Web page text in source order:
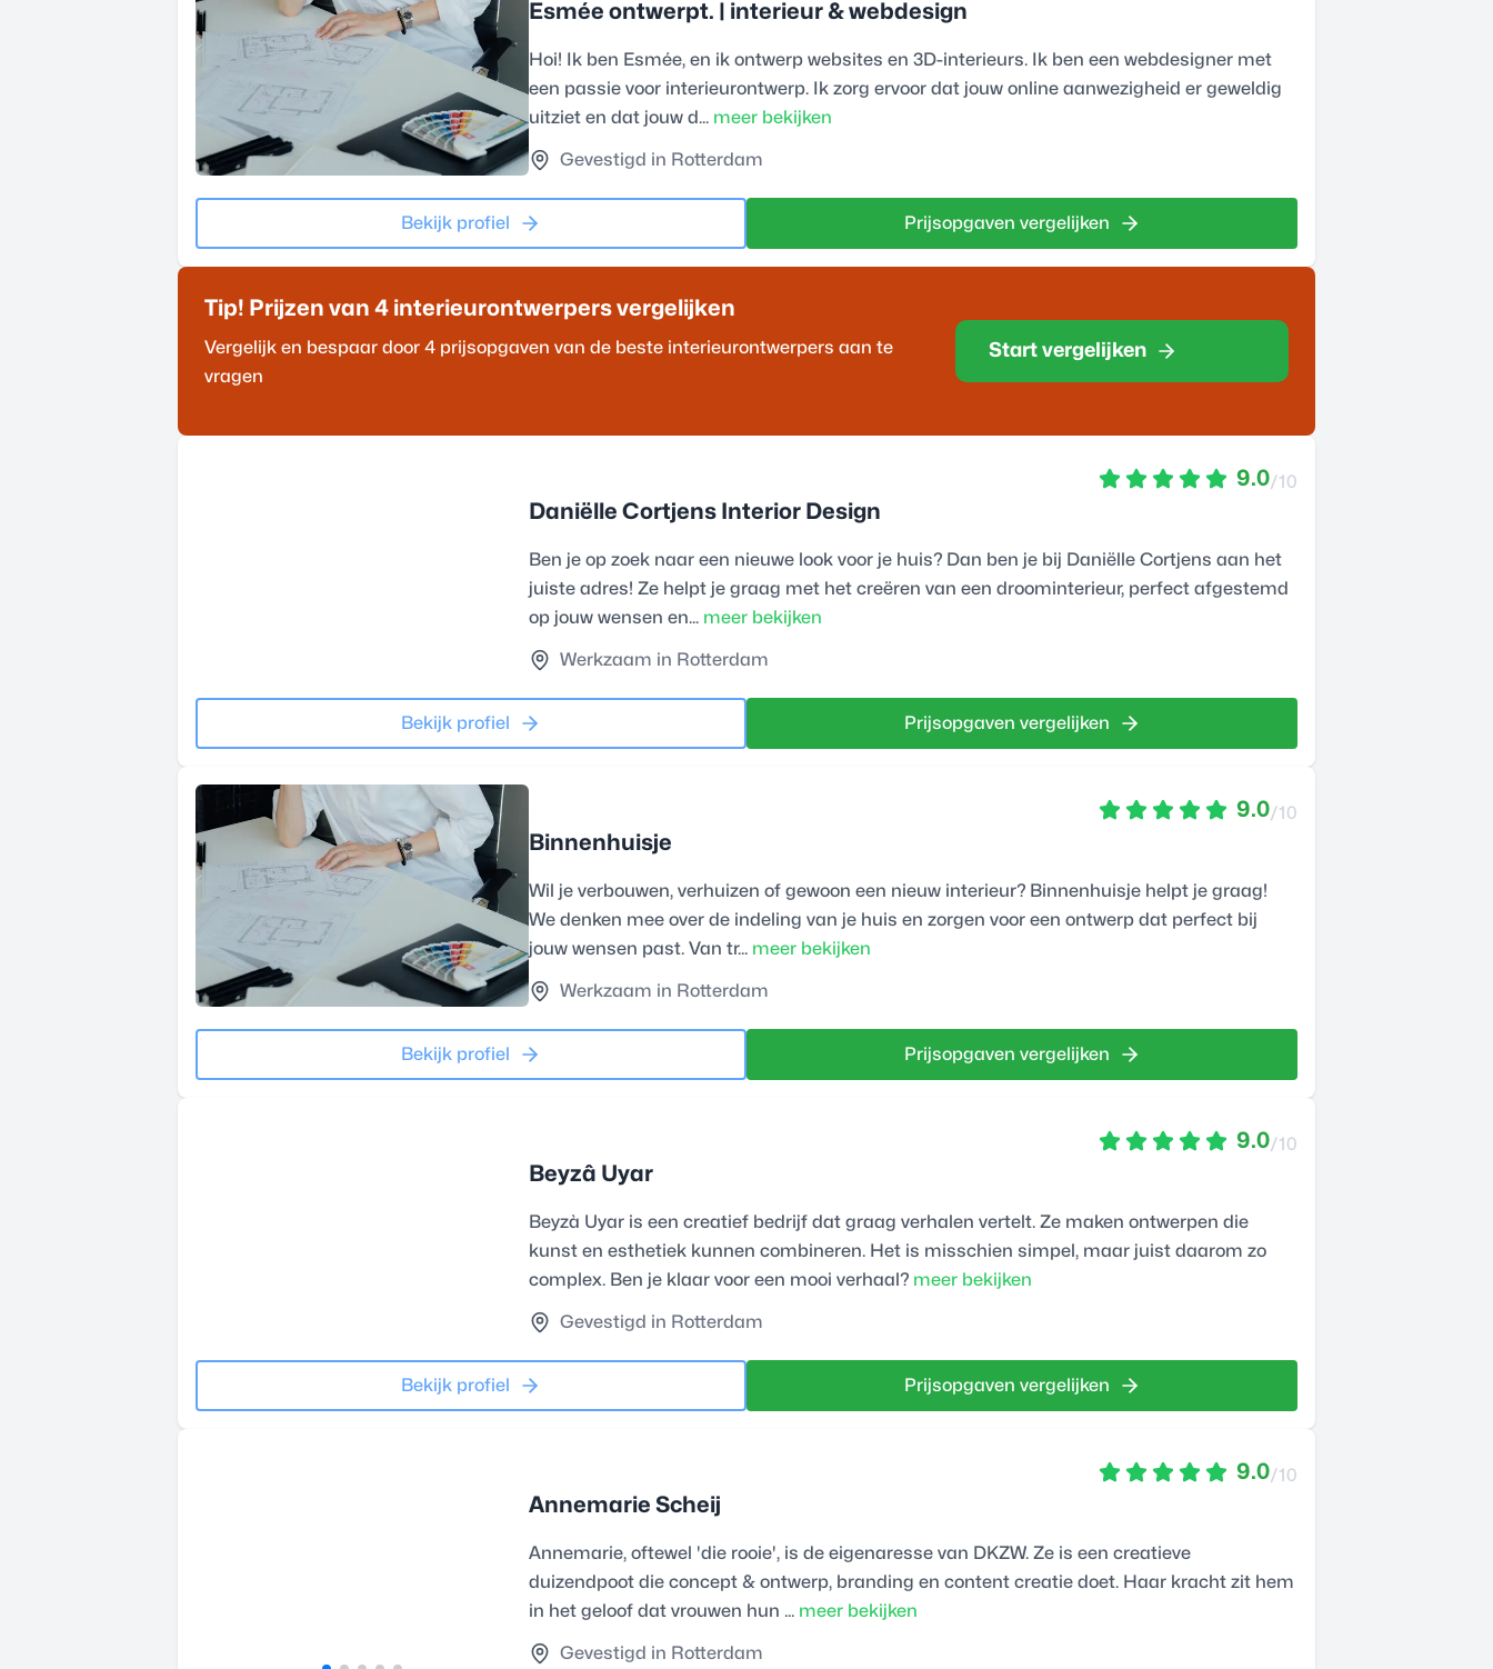
Esmée ontwerpt. | interieur & webdesign
Hoi! Ik ben Esmée, en ik ontwerp websites en 3D-interieurs. Ik ben een webdesigner met
een passie voor interieurontwerp. Ik zorg ervoor dat jouw online aanwezigheid er geweldig
uitziet en dat jouw d... meer bekijken
Gevestigd in Rotterdam
Bekijk profiel Prijsopgaven vergelijken
Tip! Prijzen van 4 interieurontwerpers vergelijken
Vergelijk en bespaar door 4 prijsopgaven van de beste interieurontwerpers aan te
vragen
Start vergelijken
9.0/10
Daniëlle Cortjens Interior Design
Ben je op zoek naar een nieuwe look voor je huis? Dan ben je bij Daniëlle Cortjens aan het
juiste adres! Ze helpt je graag met het creëren van een droominterieur, perfect afgestemd
op jouw wensen en... meer bekijken
Werkzaam in Rotterdam
Bekijk profiel Prijsopgaven vergelijken
9.0/10
Binnenhuisje
Wil je verbouwen, verhuizen of gewoon een nieuw interieur? Binnenhuisje helpt je graag!
We denken mee over de indeling van je huis en zorgen voor een ontwerp dat perfect bij
jouw wensen past. Van tr... meer bekijken
Werkzaam in Rotterdam
Bekijk profiel Prijsopgaven vergelijken
9.0/10
Beyzâ Uyar
Beyzà Uyar is een creatief bedrijf dat graag verhalen vertelt. Ze maken ontwerpen die
kunst en esthetiek kunnen combineren. Het is misschien simpel, maar juist daarom zo
complex. Ben je klaar voor een mooi verhaal? meer bekijken
Gevestigd in Rotterdam
Bekijk profiel Prijsopgaven vergelijken
9.0/10
Annemarie Scheij
Annemarie, oftewel 'die rooie', is de eigenaresse van DKZW. Ze is een creatieve
duizendpoot die concept & ontwerp, branding en content creatie doet. Haar kracht zit hem
in het geloof dat vrouwen hun ... meer bekijken
Gevestigd in Rotterdam